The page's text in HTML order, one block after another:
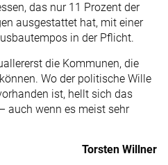
das nur 11 Prozent der
ausgestattet hat, mit einer
in der Pflicht.
die Kommunen, die
Wo der politische Wille
ist, hellt sich das
auch wenn es meist sehr
Torsten Willner